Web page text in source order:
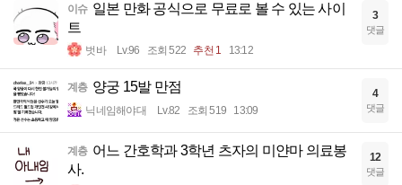
이슈 일본 만화 공식으로 무료로 볼 수 있는 사이
트
벗바 Lv.96 조회 522 추천 1 13:12
3
댓글
계층 양궁 15발 만점
닉네임해야대 Lv.82 조회 519 13:09
4
댓글
계층 어느 간호학과 3학년 츠자의 미얀마 의료봉
사.
12
댓글